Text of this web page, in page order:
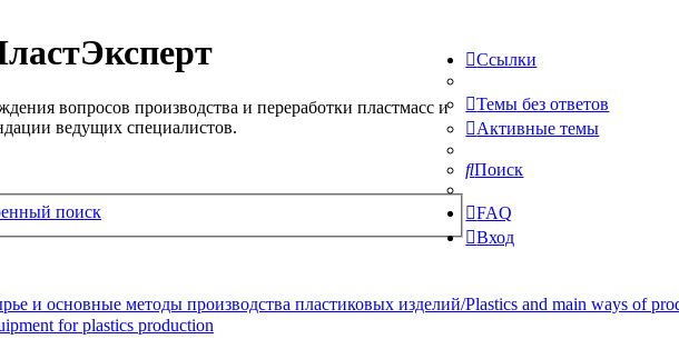
вопросов производства и переработки пластмасс и
ведущих специалистов.
поиск
Ссылки
Темы без ответов
Активные темы
Поиск
FAQ
Вход
и основные методы производства пластиковых изделий/Plastics and main ways of
for plastics production